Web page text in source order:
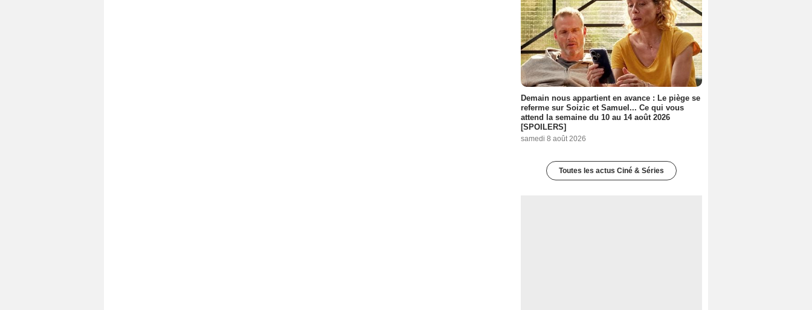
Demain nous appartient en avance : Le piège se
referme sur Soizic et Samuel... Ce qui vous
attend la semaine du 10 au 14 août 2026
[SPOILERS]
samedi 8 août 2026
Toutes les actus Ciné & Séries